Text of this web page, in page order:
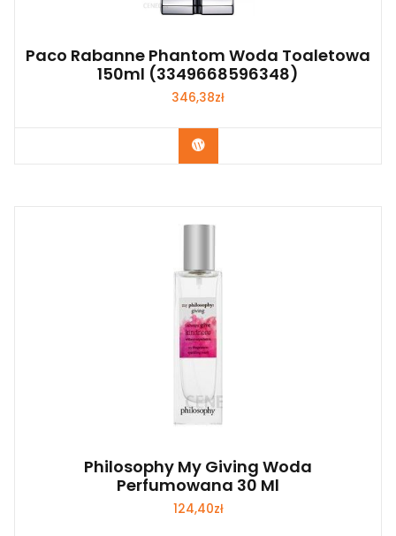
Paco Rabanne Phantom Woda Toaletowa
150ml (3349668596348)
346,38zł
Zobacz
Philosophy My Giving Woda
Perfumowana 30 Ml
124,40zł